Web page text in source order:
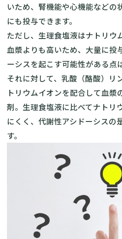
いため、腎機能や心機能などの
にも投与できます。
ただし、生理食塩液はナトリウ
血漿よりも高いため、大量に投
ーシスを起こす可能性がある点
それに対して、乳酸（酪酸）リ
トリウムイオンを配合して血漿
剤。生理食塩液に比べてナトリ
にくく、代謝性アシドーシスの
す。